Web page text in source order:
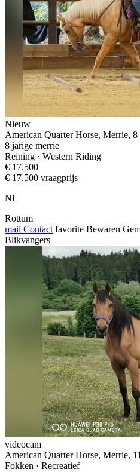
Nieuw
American Quarter Horse, Merrie, 8
8 jarige merrie
Reining · Western Riding
€ 17.500
€ 17.500 vraagprijs
NL
Rottum
mail Contact favorite Bewaren
Blikvangers
videocam
American Quarter Horse, Merrie,
Fokken · Recreatief